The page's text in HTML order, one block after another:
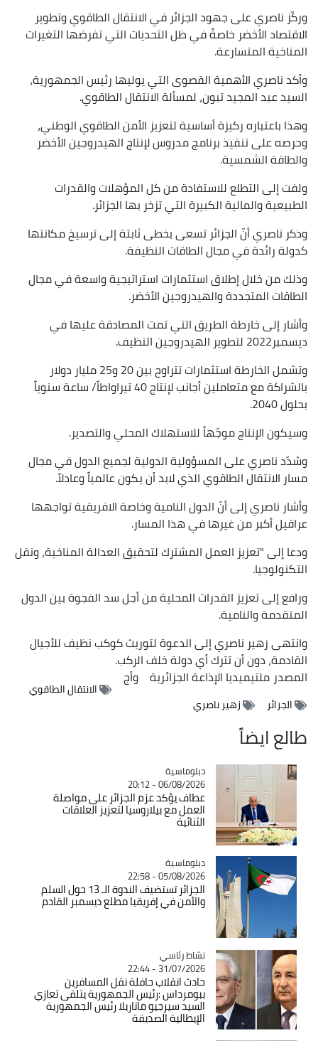
وركّز ناصري على جهود الجزائر في الانتقال الطاقوي وتطوير
الاقتصاد الأخضر خاصةً في ظل التحديات التي تفرضها التغيرات
المناخية المتسارعة.
وأكد ناصري الأهمية القصوى التي يوليها رئيس الجمهورية،
السيد عبد المجيد تبون، لمسألة الانتقال الطاقوي.
وهذا باعتباره ركيزة أساسية لتعزيز الأمن الطاقوي الوطني،
وحرصه على تنفيذ برنامج مدروس لإنتاج الهيدروجين الأخضر
والطاقة الشمسية.
ولفت إلى التطلع للاستفادة من كل المؤهلات والقدرات
الطبيعية والمالية الكبيرة التي تزخر بها الجزائر.
وذكر ناصري أنّ الجزائر تسعى بخطى ثابتة إلى ترسيخ مكانتها
كدولة رائدة في مجال الطاقات النظيفة.
وذلك من خلال إطلاق استثمارات استراتيجية واسعة في مجال
الطاقات المتجددة والهيدروجين الأخضر.
وأشار إلى خارطة الطريق التي تمت المصادقة عليها في
ديسمبر2022 لتطوير الهيدروجين النظيف.
وتشمل الخارطة استثمارات تتراوح بين 20 و25 مليار دولار
بالشراكة مع متعاملين أجانب لإنتاج 40 تيراواطاً/ ساعة سنوياً
بحلول 2040.
وسيكون الإنتاج موجّهاً للاستهلاك المحلي والتصدير.
وشدّد ناصري على المسؤولية الدولية لجميع الدول في مجال
مسار الانتقال الطاقوي الذي لابد أن يكون عالمياً وعادلاً.
وأشار ناصري إلى أنّ الدول النامية وخاصة الافريقية تواجهها
عراقيل أكبر من غيرها في هذا المسار.
ودعا إلى "تعزيز العمل المشترك لتحقيق العدالة المناخية، ونقل
التكنولوجيا.
ورافع إلى تعزيز القدرات المحلية من أجل سد الفجوة بين الدول
المتقدمة والنامية.
وانتهى زهير ناصري إلى الدعوة لتوريث كوكب نظيف للأجيال
القادمة، دون أن تترك أي دولة خلف الركب.
المصدرملتيميديا الإذاعة الجزائرية وأج
الانتقال الطاقوي
الجزائر
زهير ناصري
طالع ايضاً
Catégorie
دبلوماسية
06/08/2026 - 20:12
عطاف يؤكد عزم الجزائر على مواصلة
العمل مع بيلاروسيا لتعزيز العلاقات
الثنائية
Catégorie
دبلوماسية
05/08/2026 - 22:58
الجزائر تستضيف الندوة الـ 13 حول السلم
والأمن في إفريقيا مطلع ديسمبر القادم
Catégorie
نشاط رئاسي
31/07/2026 - 22:44
حادث انقلاب حافلة نقل المسافرين
ببومرداس :رئيس الجمهورية يتلقى تعازي
السيد سيرجيو ماتاريلا رئيس الجمهورية
الإيطالية الصديقة